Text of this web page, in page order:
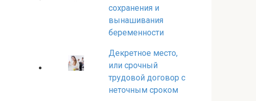
сохранения и
вынашивания
беременности
Декретное место,
или срочный
трудовой договор с
неточным сроком